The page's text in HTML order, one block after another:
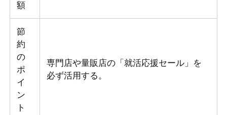
額
節
約
の
ポ
イ
ン
ト
専門店や量販店の「就活応援セール」を
必ず活用する。